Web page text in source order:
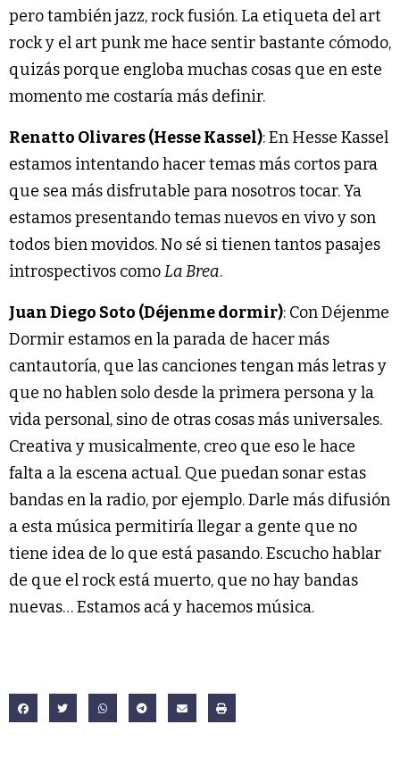
pero también jazz, rock fusión. La etiqueta del art
rock y el art punk me hace sentir bastante cómodo,
quizás porque engloba muchas cosas que en este
momento me costaría más definir.
Renatto Olivares (Hesse Kassel): En Hesse Kassel
estamos intentando hacer temas más cortos para
que sea más disfrutable para nosotros tocar. Ya
estamos presentando temas nuevos en vivo y son
todos bien movidos. No sé si tienen tantos pasajes
introspectivos comoLa Brea.
Juan Diego Soto (Déjenme dormir): Con Déjenme
Dormir estamos en la parada de hacer más
cantautoría, que las canciones tengan más letras y
que no hablen solo desde la primera persona y la
vida personal, sino de otras cosas más universales.
Creativa y musicalmente, creo que eso le hace
falta a la escena actual. Que puedan sonar estas
bandas en la radio, por ejemplo. Darle más difusión
a esta música permitiría llegar a gente que no
tiene idea de lo que está pasando. Escucho hablar
de que el rock está muerto, que no hay bandas
nuevas… Estamos acá y hacemos música.